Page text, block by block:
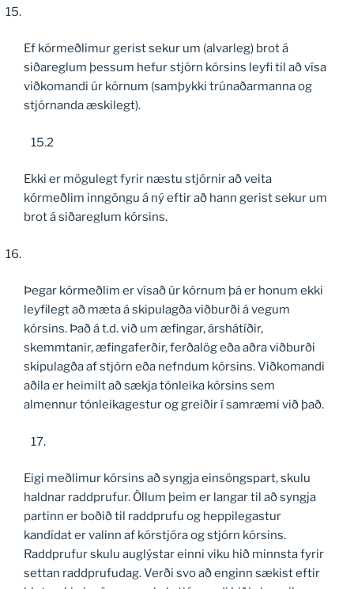
Ef kórmeðlimur gerist sekur um (alvarleg) brot á
siðareglum þessum hefur stjórn kórsins leyfi til að vísa
viðkomandi úr kórnum (samþykki trúnaðarmanna og
stjórnanda æskilegt).
15.2
Ekki er mögulegt fyrir næstu stjórnir að veita
kórmeðlim inngöngu á ný eftir að hann gerist sekur um
brot á siðareglum kórsins.
Þegar kórmeðlim er vísað úr kórnum þá er honum ekki
leyfilegt að mæta á skipulagða viðburði á vegum
kórsins. Það á t.d. við um æfingar, árshátíðir,
skemmtanir, æfingaferðir, ferðalög eða aðra viðburði
skipulagða af stjórn eða nefndum kórsins. Viðkomandi
aðila er heimilt að sækja tónleika kórsins sem
almennur tónleikagestur og greiðir í samræmi við það.
17.
Eigi meðlimur kórsins að syngja einsöngspart, skulu
haldnar raddprufur. Öllum þeim er langar til að syngja
partinn er boðið til raddprufu og heppilegastur
kandídat er valinn af kórstjóra og stjórn kórsins.
Raddprufur skulu auglýstar einni viku hið minnsta fyrir
settan raddprufudag. Verði svo að enginn sækist eftir